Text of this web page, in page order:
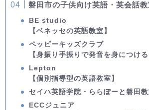
磐田市の子供向け英語・英会話教
BE studio
【ベネッセの英語教室】
ペッピーキッズクラブ
【身振り手振りで発音を身につける
Lepton
【個別指導型の英語教室】
セイハ英語学院・ららぽーと磐田
ECCジュニア